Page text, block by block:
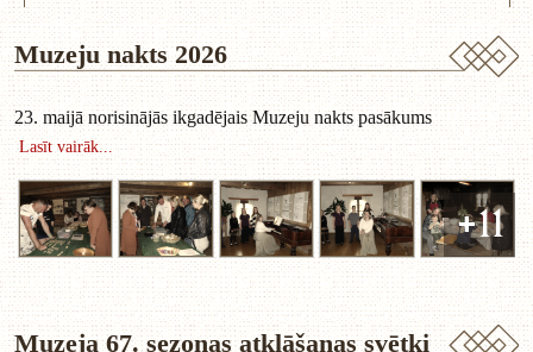
Muzeju nakts 2026
23. maijā norisinājās ikgadējais Muzeju nakts pasākums
Lasīt vairāk...
+11
Muzeja 67. sezonas atklāšanas svētki